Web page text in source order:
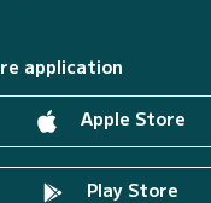
application
Apple Store
Play Store